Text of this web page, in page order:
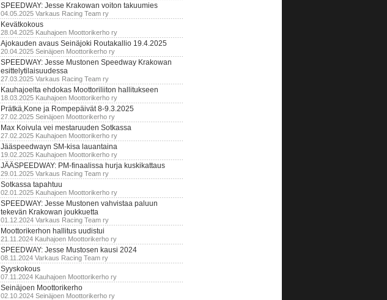
SPEEDWAY: Jesse Krakowan voiton takuumies
04.05.2025 Varkaus Racing Team ry
Kevätkokous
28.04.2025 Kauhajoen Moottorikerho ry
Ajokauden avaus Seinäjoki Routakallio 19.4.2025
20.04.2025 Seinäjoen Moottorikerho ry
SPEEDWAY: Jesse Mustonen Speedway Krakowan
esittelytilaisuudessa
27.03.2025 Varkaus Racing Team ry
Kauhajoelta ehdokas Moottoriliiton hallitukseen
18.03.2025 Kauhajoen Moottorikerho ry
Prätkä,Kone ja Rompepäivät 8-9.3.2025
27.02.2025 Seinäjoen Moottorikerho ry
Max Koivula vei mestaruuden Sotkassa
27.02.2025 Kauhajoen Moottorikerho ry
Jääspeedwayn SM-kisa lauantaina
19.02.2025 Kauhajoen Moottorikerho ry
JÄÄSPEEDWAY: PM-finaalissa hurja kuskikattaus
29.01.2025 Varkaus Racing Team ry
Sotkassa tapahtuu
02.01.2025 Kauhajoen Moottorikerho ry
SPEEDWAY: Jesse Mustonen vahvistaa paluun
tekevän Krakowan joukkuetta
01.12.2024 Varkaus Racing Team ry
Moottorikerhon hallitus uudistui
21.11.2024 Kauhajoen Moottorikerho ry
SPEEDWAY: Jesse Mustosen kausi 2024
08.11.2024 Varkaus Racing Team ry
Syyskokous
07.11.2024 Kauhajoen Moottorikerho ry
Seinäjoen Moottorikerho
02.10.2024 Seinäjoen Moottorikerho ry